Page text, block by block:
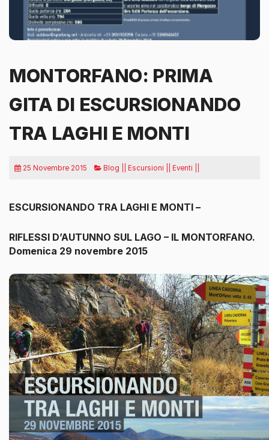
MONTORFANO: PRIMA
GITA DI ESCURSIONANDO
TRA LAGHI E MONTI
25 Novembre 2015 Blog || Escursioni || Eventi ||
ESCURSIONANDO TRA LAGHI E MONTI –
RIFLESSI D’AUTUNNO SUL LAGO – IL MONTORFANO.
Domenica 29 novembre 2015